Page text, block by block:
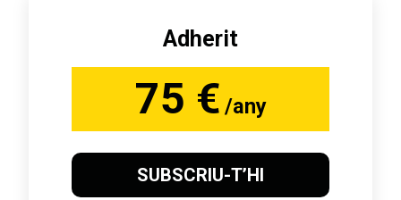
Adherit
75 € /any
SUBSCRIU-T’HI